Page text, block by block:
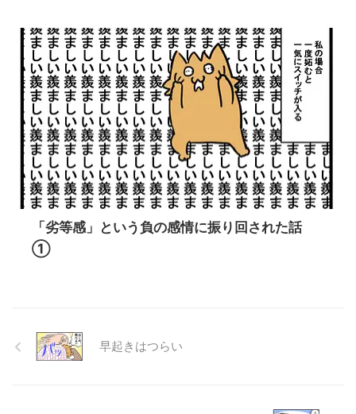
「劣等感」という負の感情に振り回された話
①
早起きはつらい